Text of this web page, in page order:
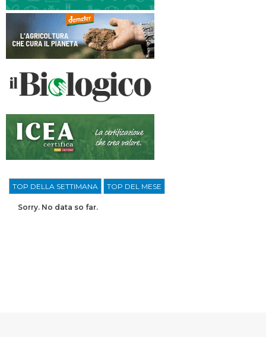
TOP DELLA SETTIMANA TOP DEL MESE
Sorry. No data so far.